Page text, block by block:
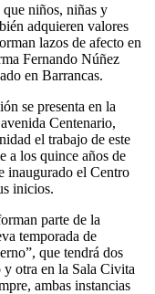
niños, niñas y
adquieren valores
lazos de afecto en
Fernando Núñez
en Barrancas.
se presenta en la
Centenario,
el trabajo de este
a los quince años de
inaugurado el Centro
inicios.
parte de la
temporada de
que tendrá dos
otra en la Sala Civita
ambas instancias